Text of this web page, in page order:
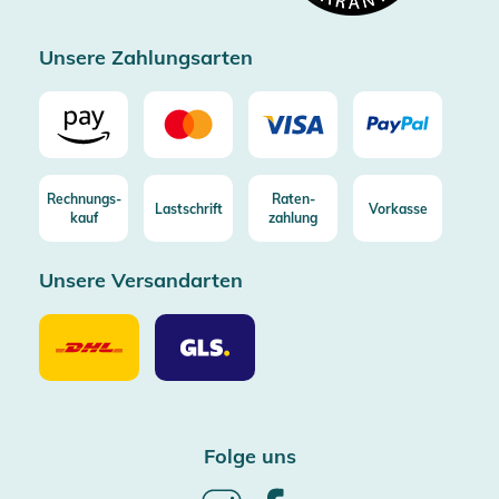
Unsere Zahlungsarten
Rechnungs-
kauf
Lastschrift
Raten-
zahlung
Vorkasse
Unsere Versandarten
Unsere
Versandarten
DHL
Unsere
Versandarten
GLS
Folge uns